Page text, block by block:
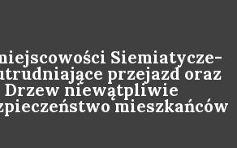
Siemiatycze-
przejazd oraz
Drzew niewątpliwie
mieszkańców